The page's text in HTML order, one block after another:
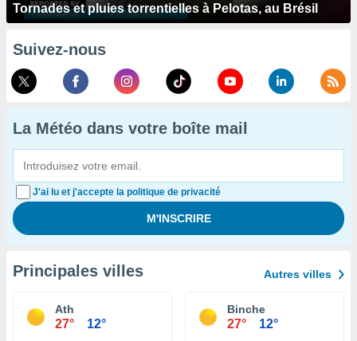
Tornades et pluies torrentielles à Pelotas, au Brésil
Suivez-nous
La Météo dans votre boîte mail
J'ai lu et j'accepte la politique de privacité
Principales villes Autres villes
Ath
27° 12°
Binche
27° 12°